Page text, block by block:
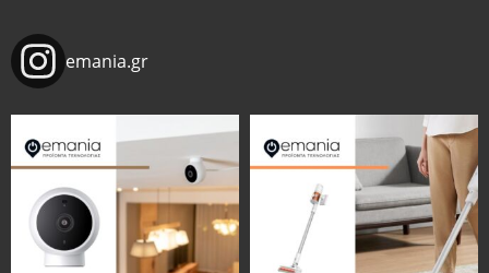
emania.gr